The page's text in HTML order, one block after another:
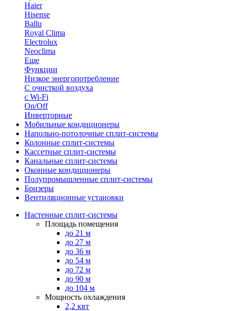
Haier
Hisense
Ballu
Royal Clima
Electrolux
Neoclima
Еще
Функции
Низкое энергопотребление
С очисткой воздуха
с Wi-Fi
On/Off
Инверторные
Мобильные кондиционеры
Напольно-потолоч​ные ​сплит-системы
Колонные ​​сплит-системы
Кассетные сплит-системы
Канальные сплит-системы
Оконные кондиционеры
Полупромышленные сплит-системы
Бризеры
Вентиляционные установки
Настенные сплит-системы
Площадь помещения
до 21 м
до 27 м
до 36 м
до 54 м
до 72 м
до 90 м
до 104 м
Мощность охлаждения
2,2 квт